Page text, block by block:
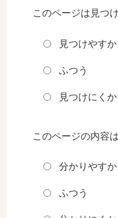
このページは見つ
見つけやす
ふつう
見つけにく
このページの内容
分かりやすか
ふつう